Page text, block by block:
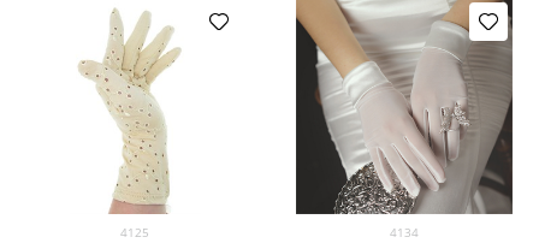
4125 4134